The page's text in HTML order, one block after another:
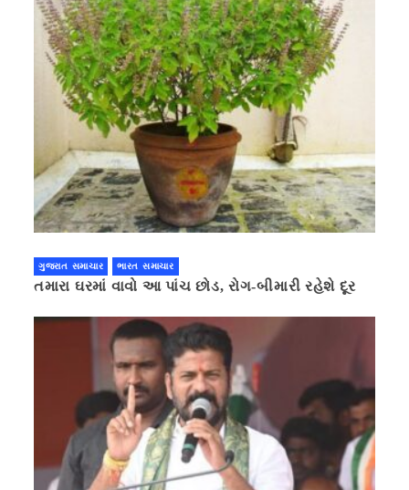
ગુજરાત સમાચાર ભારત સમાચાર
તમારા ઘરમાં વાવો આ પાંચ છોડ, રોગ-બીમારી રહેશે દૂર